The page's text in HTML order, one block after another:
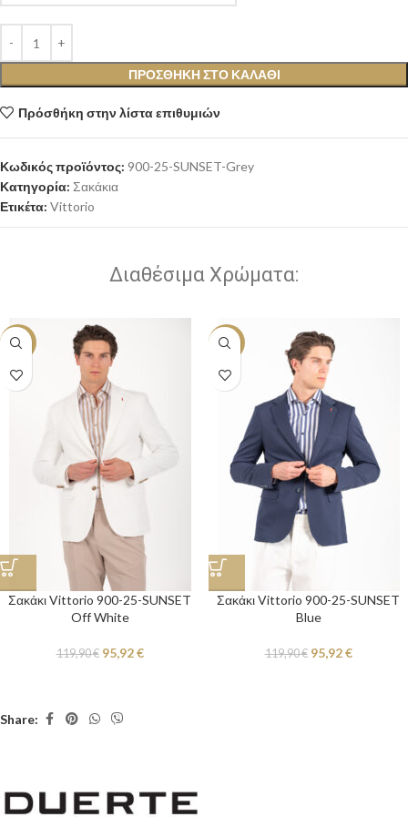
ΠΡΟΣΘΉΚΗ ΣΤΟ ΚΑΛΆΘΙ
Πρόσθήκη στην λίστα επιθυμιών
Κωδικός προϊόντος: 900-25-SUNSET-Grey
Κατηγορία: Σακάκια
Ετικέτα: Vittorio
Διαθέσιμα Χρώματα:
-20%
Σακάκι Vittorio 900-25-SUNSET
Off White
119,90€ 95,92€
-20%
Σακάκι Vittorio 900-25-SUNSET
Blue
119,90€ 95,92€
Share: